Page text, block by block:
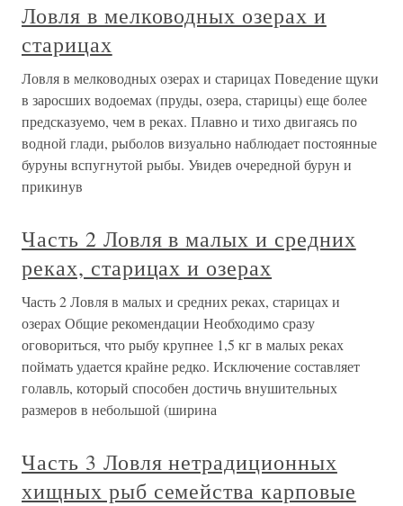
Ловля в мелководных озерах и
старицах
Ловля в мелководных озерах и старицах Поведение щуки
в заросших водоемах (пруды, озера, старицы) еще более
предсказуемо, чем в реках. Плавно и тихо двигаясь по
водной глади, рыболов визуально наблюдает постоянные
буруны вспугнутой рыбы. Увидев очередной бурун и
прикинув
Часть 2 Ловля в малых и средних
реках, старицах и озерах
Часть 2 Ловля в малых и средних реках, старицах и
озерах Общие рекомендации Необходимо сразу
оговориться, что рыбу крупнее 1,5 кг в малых реках
поймать удается крайне редко. Исключение составляет
голавль, который способен достичь внушительных
размеров в небольшой (ширина
Часть 3 Ловля нетрадиционных
хищных рыб семейства карповые